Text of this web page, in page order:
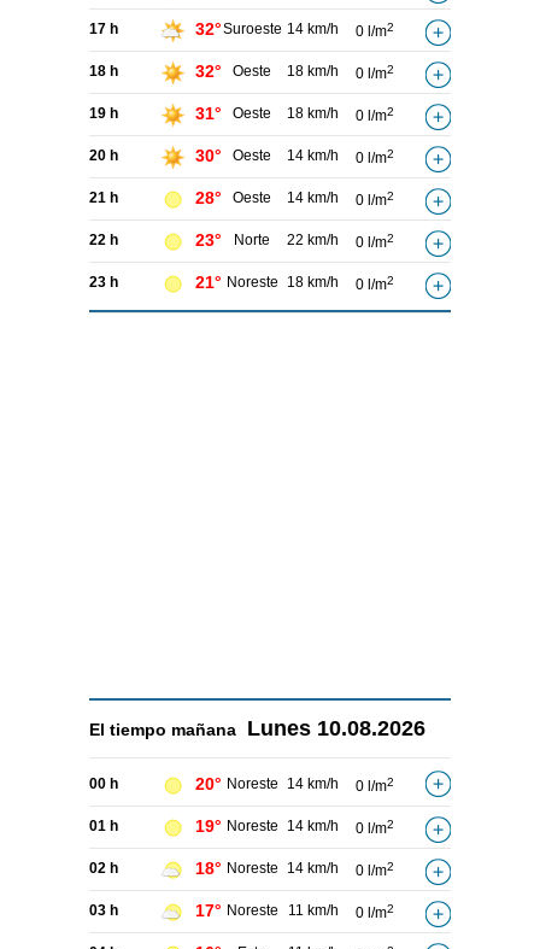
17 h 32°Suroeste 14 km/h 0 l/m2
18 h 32° Oeste 18 km/h 0 l/m2
19 h 31° Oeste 18 km/h 0 l/m2
20 h 30° Oeste 14 km/h 0 l/m2
21 h 28° Oeste 14 km/h 0 l/m2
22 h 23° Norte 22 km/h 0 l/m2
23 h 21° Noreste 18 km/h 0 l/m2
El tiempo mañana Lunes 10.08.2026
00 h 20° Noreste 14 km/h 0 l/m2
01 h 19° Noreste 14 km/h 0 l/m2
02 h 18° Noreste 14 km/h 0 l/m2
03 h 17° Noreste 11 km/h 0 l/m2